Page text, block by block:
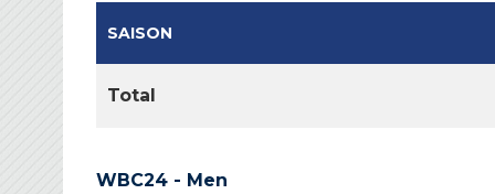
SAISON
Total
WBC24 - Men